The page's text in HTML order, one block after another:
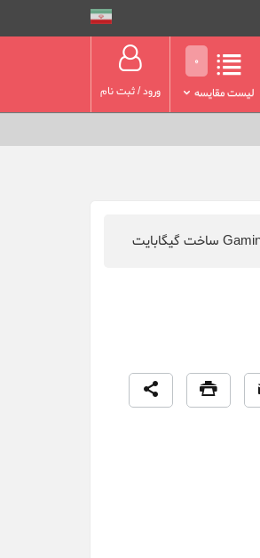
ورود/ثبت نام
0
لیست مقایسه